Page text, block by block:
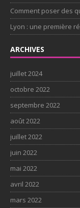
Comment poser des
Lyon : une première
ARCHIVES
juillet 2024
octobre 2022
septembre 2022
août 2022
juillet 2022
juin 2022
mai 2022
avril 2022
mars 2022